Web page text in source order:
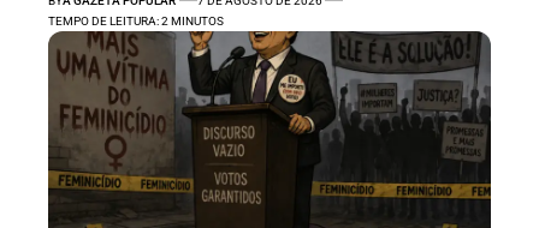
TEMPO DE LEITURA: 2 MINUTOS